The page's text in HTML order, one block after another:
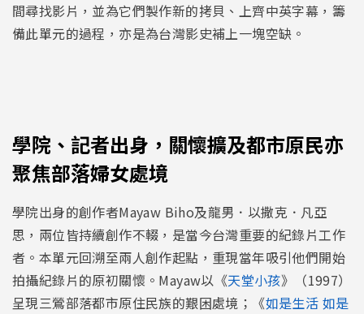
間尋找影片，並為它們製作新的拷貝、上齊中英字幕，籌
備此單元的過程，亦是為台灣影史補上一塊空缺。
學院、記者出身，關懷擴及都市原民亦
聚焦部落婦女處境
學院出身的創作者Mayaw Biho及龍男．以撒克．凡亞
思，兩位皆持續創作不輟，是當今台灣重要的紀錄片工作
者。本單元回溯至兩人創作起點，重現當年吸引他們開始
拍攝紀錄片的原初關懷。Mayaw以《天堂小孩》（1997）
呈現三鶯部落都市原住民族的艱困處境；《如是生活 如是